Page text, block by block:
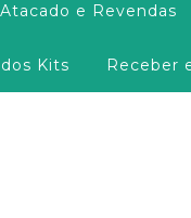
Atacado e Revendas
Kits Receber